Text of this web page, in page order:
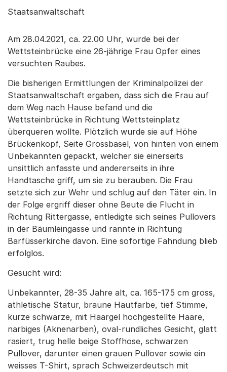
Staatsanwaltschaft
Am 28.04.2021, ca. 22.00 Uhr, wurde bei der
Wettsteinbrücke eine 26-jährige Frau Opfer eines
versuchten Raubes.
Die bisherigen Ermittlungen der Kriminalpolizei der
Staatsanwaltschaft ergaben, dass sich die Frau auf
dem Weg nach Hause befand und die
Wettsteinbrücke in Richtung Wettsteinplatz
überqueren wollte. Plötzlich wurde sie auf Höhe
Brückenkopf, Seite Grossbasel, von hinten von einem
Unbekannten gepackt, welcher sie einerseits
unsittlich anfasste und andererseits in ihre
Handtasche griff, um sie zu berauben. Die Frau
setzte sich zur Wehr und schlug auf den Täter ein. In
der Folge ergriff dieser ohne Beute die Flucht in
Richtung Rittergasse, entledigte sich seines Pullovers
in der Bäumleingasse und rannte in Richtung
Barfüsserkirche davon. Eine sofortige Fahndung blieb
erfolglos.
Gesucht wird:
Unbekannter, 28-35 Jahre alt, ca. 165-175 cm gross,
athletische Statur, braune Hautfarbe, tief Stimme,
kurze schwarze, mit Haargel hochgestellte Haare,
narbiges (Aknenarben), oval-rundliches Gesicht, glatt
rasiert, trug helle beige Stoffhose, schwarzen
Pullover, darunter einen grauen Pullover sowie ein
weisses T-Shirt, sprach Schweizerdeutsch mit